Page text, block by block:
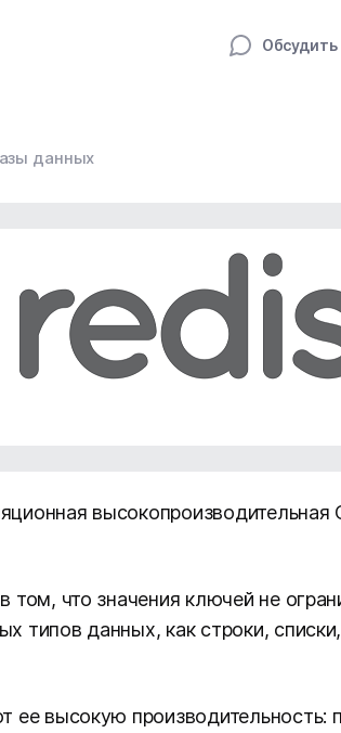
Обсудить
данных
том, что значения ключей не
типов данных, как строки,
ее высокую производительность: